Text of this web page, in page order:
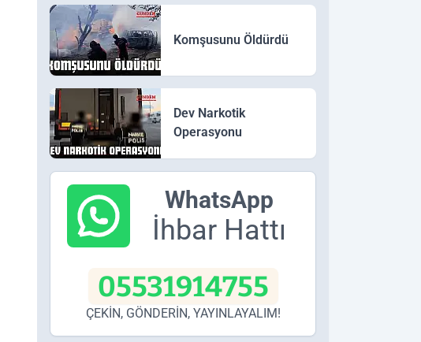
Komşusunu Öldürdü
Dev Narkotik
Operasyonu
WhatsApp
İhbar Hattı
05531914755
ÇEKİN, GÖNDERİN, YAYINLAYALIM!